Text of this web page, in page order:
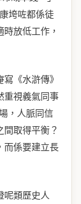
垮咗都係徒
放低工作，
《水滸傳》
重視義氣同事
，人脈同信
取得平衡？
係要建立長
呢類歷史人